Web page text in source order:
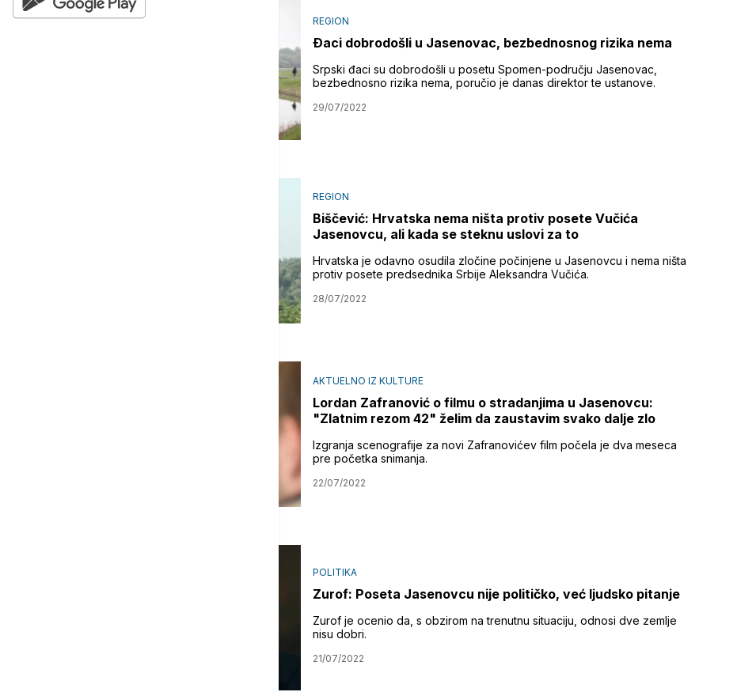
REGION
Ðaci dobrodošli u Jasenovac, bezbednosnog rizika nema
Srpski đaci su dobrodošli u posetu Spomen-području Jasenovac,
bezbednosno rizika nema, poručio je danas direktor te ustanove.
29/07/2022
REGION
Biščević: Hrvatska nema ništa protiv posete Vučića
Jasenovcu, ali kada se steknu uslovi za to
Hrvatska je odavno osudila zločine počinjene u Jasenovcu i nema ništa
protiv posete predsednika Srbije Aleksandra Vučića.
28/07/2022
AKTUELNO IZ KULTURE
Lordan Zafranović o filmu o stradanjima u Jasenovcu:
"Zlatnim rezom 42" želim da zaustavim svako dalje zlo
Izgranja scenografije za novi Zafranovićev film počela je dva meseca
pre početka snimanja.
22/07/2022
POLITIKA
Zurof: Poseta Jasenovcu nije političko, već ljudsko pitanje
Zurof je ocenio da, s obzirom na trenutnu situaciju, odnosi dve zemlje
nisu dobri.
21/07/2022